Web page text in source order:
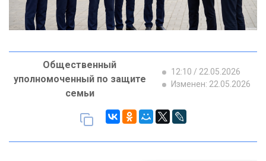
Общественный
уполномоченный по защите
семьи
12:10 / 22.05.2026
Изменен: 22.05.2026